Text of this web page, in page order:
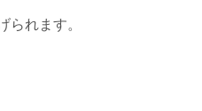
れます。